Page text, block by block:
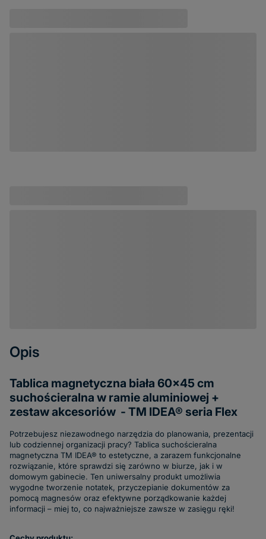
Opis
Tablica magnetyczna biała 60x45 cm
suchościeralna w ramie aluminiowej +
zestaw akcesoriów - TM IDEA® seria Flex
Potrzebujesz niezawodnego narzędzia do planowania, prezentacji
lub codziennej organizacji pracy? Tablica suchościeralna
magnetyczna TM IDEA® to estetyczne, a zarazem funkcjonalne
rozwiązanie, które sprawdzi się zarówno w biurze, jak i w
domowym gabinecie. Ten uniwersalny produkt umożliwia
wygodne tworzenie notatek, przyczepianie dokumentów za
pomocą magnesów oraz efektywne porządkowanie każdej
informacji – miej to, co najważniejsze zawsze w zasięgu ręki!